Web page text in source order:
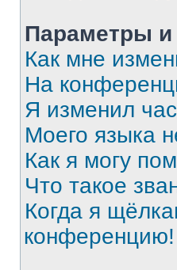
Параметры и
Как мне
На
Я изменил
Моего языка
Как я могу
Что такое
Когда я
конференцию!